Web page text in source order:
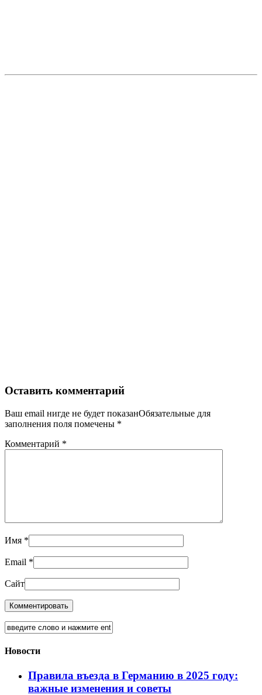
Оставить комментарий
Ваш email нигде не будет показанОбязательные для
заполнения поля помечены *
Комментарий *
Имя *
Email *
Сайт
Новости
Правила въезда в Германию в 2025 году:
важные изменения и советы